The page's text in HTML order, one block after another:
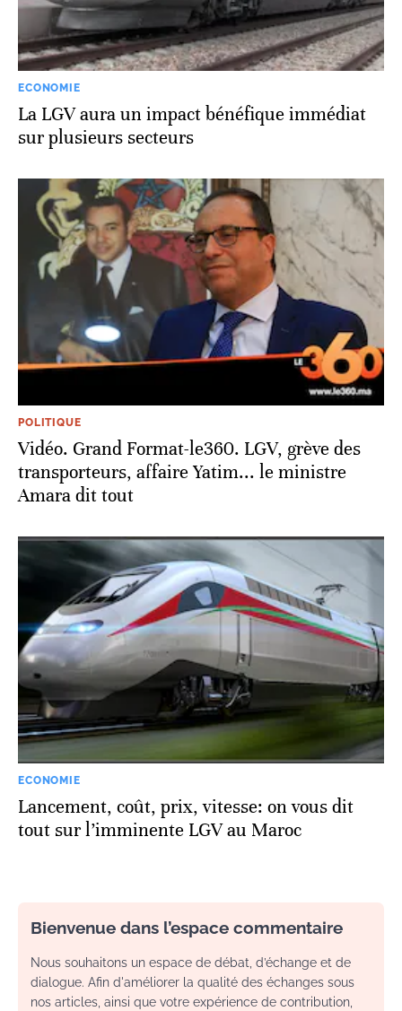
ECONOMIE
La LGV aura un impact bénéfique immédiat
sur plusieurs secteurs
POLITIQUE
Vidéo. Grand Format-le360. LGV, grève des
transporteurs, affaire Yatim... le ministre
Amara dit tout
ECONOMIE
Lancement, coût, prix, vitesse: on vous dit
tout sur l’imminente LGV au Maroc
Bienvenue dans l’espace commentaire
Nous souhaitons un espace de débat, d’échange et de
dialogue. Afin d'améliorer la qualité des échanges sous
nos articles, ainsi que votre expérience de contribution,